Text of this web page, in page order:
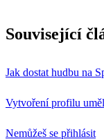
Související
Jak dostat hudbu na
Vytvoření profilu
Nemůžeš se přihlásit